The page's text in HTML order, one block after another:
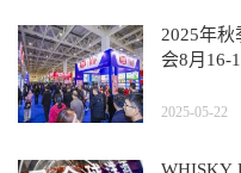
2025年
会8月16-
2025-05-22